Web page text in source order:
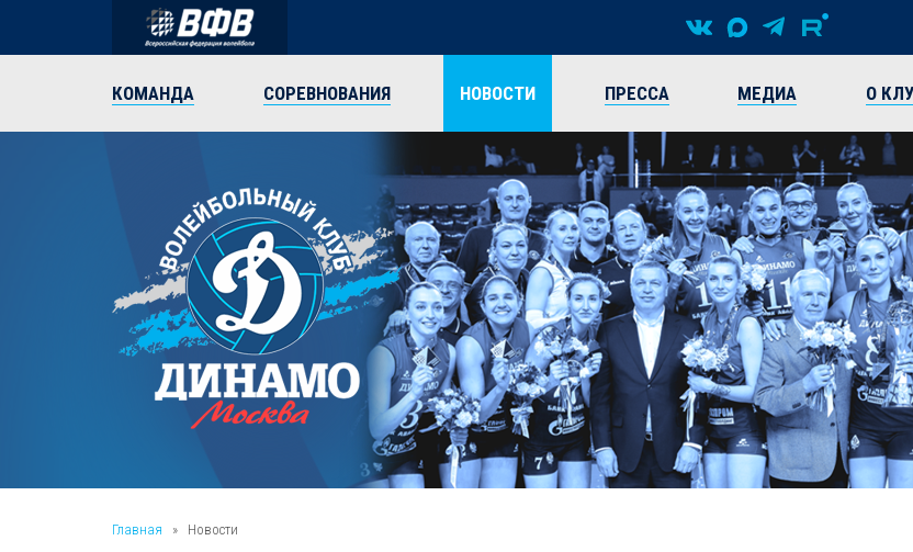
КОМАНДА СОРЕВНОВАНИЯ НОВОСТИ ПРЕССА МЕДИА О
Главная » Новости